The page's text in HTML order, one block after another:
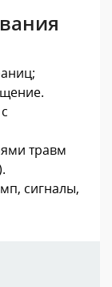
травм
сигналы,